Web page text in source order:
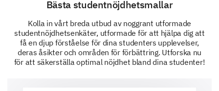
Training and Practices
Bästa studentnöjdhetsmallar
Kolla in vårt breda utbud av noggrant utformade
studentnöjdhetsenkäter, utformade för att hjälpa dig att
få en djup förståelse för dina studenters upplevelser,
deras åsikter och områden för förbättring. Utforska nu
för att säkerställa optimal nöjdhet bland dina studenter!